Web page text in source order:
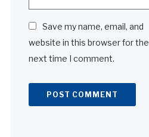
Save my name, email, and
website in this browser for the
next time I comment.